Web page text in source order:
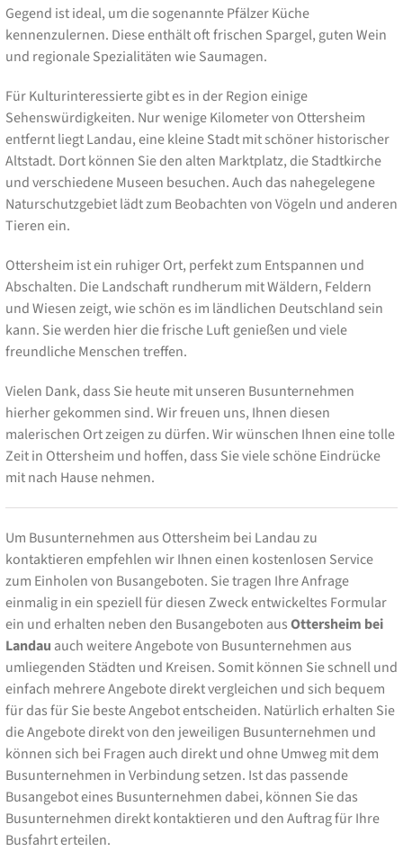
Gegend ist ideal, um die sogenannte Pfälzer Küche
kennenzulernen. Diese enthält oft frischen Spargel, guten Wein
und regionale Spezialitäten wie Saumagen.
Für Kulturinteressierte gibt es in der Region einige
Sehenswürdigkeiten. Nur wenige Kilometer von Ottersheim
entfernt liegt Landau, eine kleine Stadt mit schöner historischer
Altstadt. Dort können Sie den alten Marktplatz, die Stadtkirche
und verschiedene Museen besuchen. Auch das nahegelegene
Naturschutzgebiet lädt zum Beobachten von Vögeln und anderen
Tieren ein.
Ottersheim ist ein ruhiger Ort, perfekt zum Entspannen und
Abschalten. Die Landschaft rundherum mit Wäldern, Feldern
und Wiesen zeigt, wie schön es im ländlichen Deutschland sein
kann. Sie werden hier die frische Luft genießen und viele
freundliche Menschen treffen.
Vielen Dank, dass Sie heute mit unseren Busunternehmen
hierher gekommen sind. Wir freuen uns, Ihnen diesen
malerischen Ort zeigen zu dürfen. Wir wünschen Ihnen eine tolle
Zeit in Ottersheim und hoffen, dass Sie viele schöne Eindrücke
mit nach Hause nehmen.
Um Busunternehmen aus Ottersheim bei Landau zu
kontaktieren empfehlen wir Ihnen einen kostenlosen Service
zum Einholen von Busangeboten. Sie tragen Ihre Anfrage
einmalig in ein speziell für diesen Zweck entwickeltes Formular
ein und erhalten neben den Busangeboten ausOttersheim bei
Landau auch weitere Angebote von Busunternehmen aus
umliegenden Städten und Kreisen. Somit können Sie schnell und
einfach mehrere Angebote direkt vergleichen und sich bequem
für das für Sie beste Angebot entscheiden. Natürlich erhalten Sie
die Angebote direkt von den jeweiligen Busunternehmen und
können sich bei Fragen auch direkt und ohne Umweg mit dem
Busunternehmen in Verbindung setzen. Ist das passende
Busangebot eines Busunternehmen dabei, können Sie das
Busunternehmen direkt kontaktieren und den Auftrag für Ihre
Busfahrt erteilen.